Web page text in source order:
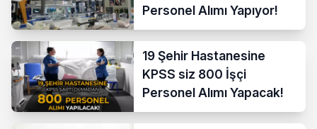
Personel Alımı Yapıyor!
19 Şehir Hastanesine
KPSS siz 800 İşçi
Personel Alımı Yapacak!